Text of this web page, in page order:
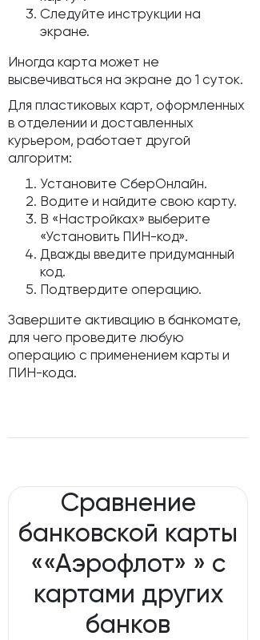
Следуйте инструкции на
экране.
Иногда карта может не
высвечиваться на экране до 1 суток.
Для пластиковых карт, оформленных
в отделении и доставленных
курьером, работает другой
алгоритм:
Установите СберОнлайн.
Водите и найдите свою карту.
В «Настройках» выберите
«Установить ПИН-код».
Дважды введите придуманный
код.
Подтвердите операцию.
Завершите активацию в банкомате,
для чего проведите любую
операцию с применением карты и
ПИН-кода.
Сравнение
банковской карты
««Аэрофлот» » с
картами других
банков